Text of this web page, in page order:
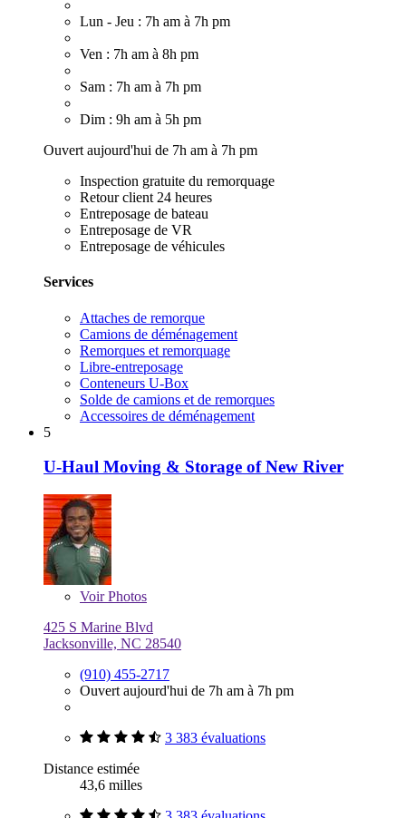
Lun - Jeu : 7h am à 7h pm
Ven : 7h am à 8h pm
Sam : 7h am à 7h pm
Dim : 9h am à 5h pm
Ouvert aujourd'hui de 7h am à 7h pm
Inspection gratuite du remorquage
Retour client 24 heures
Entreposage de bateau
Entreposage de VR
Entreposage de véhicules
Services
Attaches de remorque
Camions de déménagement
Remorques et remorquage
Libre-entreposage
Conteneurs U-Box
Solde de camions et de remorques
Accessoires de déménagement
5
U-Haul Moving & Storage of New River
VoirPhotos
425 S Marine Blvd
Jacksonville, NC 28540
(910) 455-2717
Ouvert aujourd'hui de 7h am à 7h pm
3 383 évaluations
Distance estimée
43,6 milles